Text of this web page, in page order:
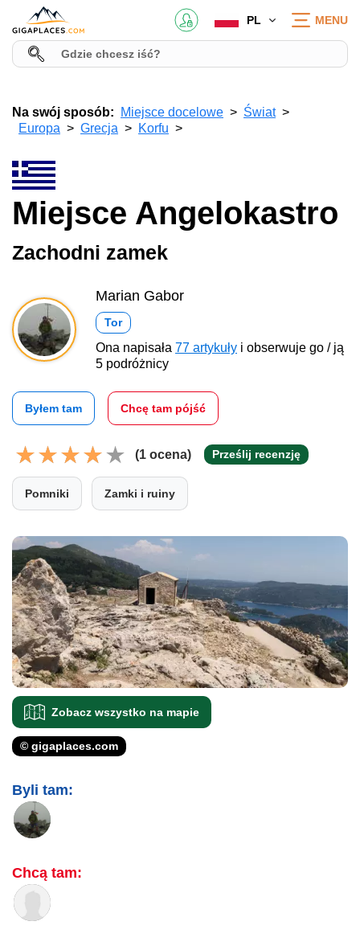
PL MENU
Na swój sposób: Miejsce docelowe
Świat
Europa
Grecja Korfu
Miejsce Angelokastro
Zachodni zamek
Marian Gabor
Tor
Ona napisała 77 artykuły i obserwuje go / ją
5 podróżnicy
Byłem tam Chcę tam pójść
(1 ocena) Prześlij recenzję
Pomniki Zamki i ruiny
Zobacz wszystko na mapie
© gigaplaces.com
Byli tam:
Chcą tam: